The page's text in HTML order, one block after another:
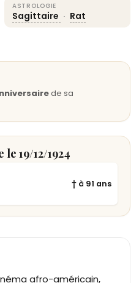
ASTROLOGIE
Sagittaire · Rat
de sa
19/12/1924
† à 91 ans
afro-américain,